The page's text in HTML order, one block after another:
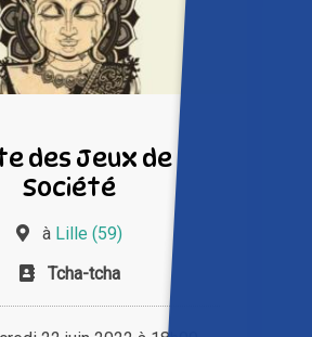
des Jeux de
Société
à Lille (59)
Tcha-tcha